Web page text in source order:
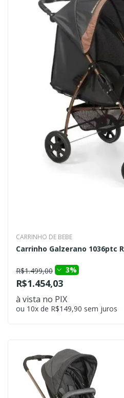
CARRINHO DE BEBE
Carrinho Galzerano 1036ptc
R$1.499,00 3%
R$1.454,03
à vista no PIX
ou 10x de R$149,90 sem juros